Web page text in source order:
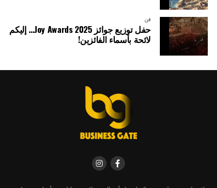
فن
حفل توزيع جوائز Joy Awards 2025… إليكم
لائحة بأسماء الفائزين!